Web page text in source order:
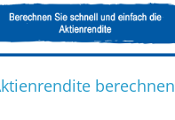
berechnen